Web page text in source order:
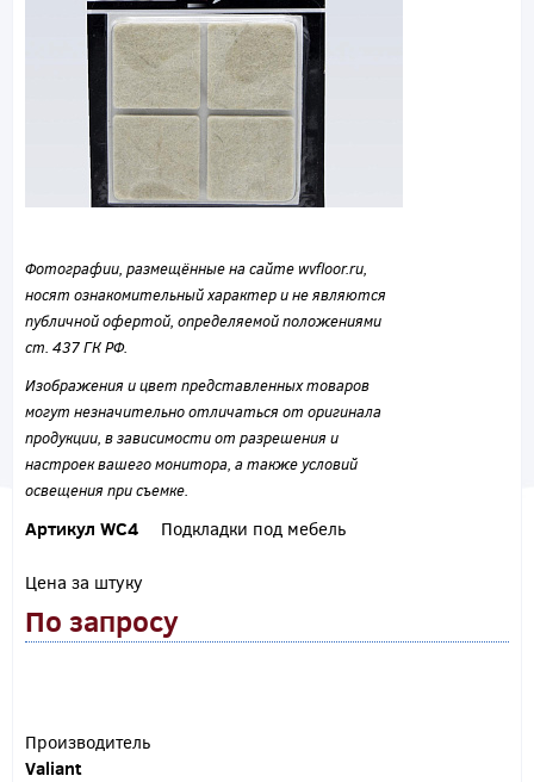
Фотографии, размещённые на сайте wvfloor.ru,
носят ознакомительный характер и не являются
публичной офертой, определяемой положениями
ст. 437 ГК РФ.
Изображения и цвет представленных товаров
могут незначительно отличаться от оригинала
продукции, в зависимости от разрешения и
настроек вашего монитора, а также условий
освещения при съемке.
Артикул WC4 Подкладки под мебель
Цена за штуку
По запросу
Производитель
Valiant